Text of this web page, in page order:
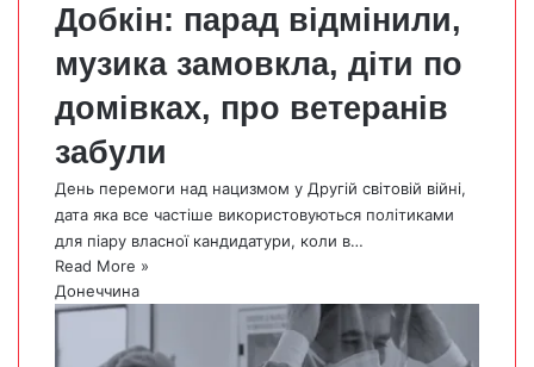
Добкін: парад відмінили,
музика замовкла, діти по
домівках, про ветеранів
забули
День перемоги над нацизмом у Другій світовій війні,
дата яка все частіше використовуються політиками
для піару власної кандидатури, коли в…
Read More »
Донеччина